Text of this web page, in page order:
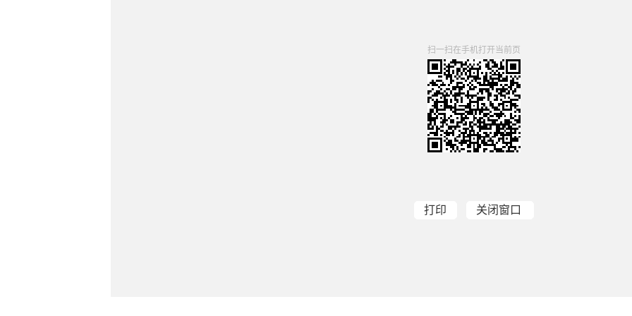
扫一扫在手机打开当前页
打印 关闭窗口